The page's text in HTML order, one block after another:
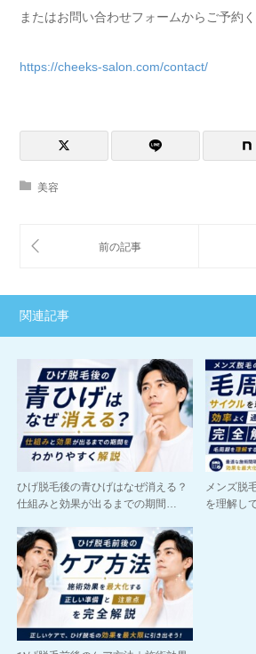
またはお問い合わせフォームからご予約く
https://cheeks-salon.com/contact/
美容
関連記事
ひげ脱毛後の青ひげはなぜ消える？
仕組みと効果が出るまでの期間…
メンズ脱
を理解し